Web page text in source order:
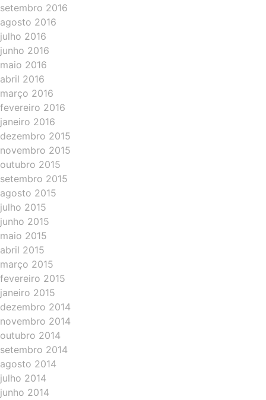
setembro 2016
agosto 2016
julho 2016
junho 2016
maio 2016
abril 2016
março 2016
fevereiro 2016
janeiro 2016
dezembro 2015
novembro 2015
outubro 2015
setembro 2015
agosto 2015
julho 2015
junho 2015
maio 2015
abril 2015
março 2015
fevereiro 2015
janeiro 2015
dezembro 2014
novembro 2014
outubro 2014
setembro 2014
agosto 2014
julho 2014
junho 2014